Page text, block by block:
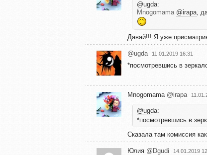
@ugda:
Mnogomama @irapa,
Давай!!! Я уже
@ugda 11.01.2019 16:31
*посмотревшись в
Mnogomama @irapa
@ugda:
*посмотревшись в
Сказала там комиссия
Юлия @Dgudi 14.01.2019